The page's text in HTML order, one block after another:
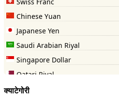
क्याटेगोरी